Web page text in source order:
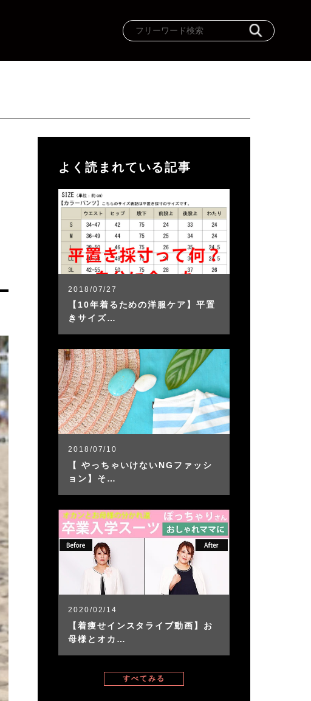
よく読まれている記事
2018/07/27
【10年着るための洋服ケア】平置
きサイズ…
2018/07/10
【 やっちゃいけないNGファッシ
ョン】そ…
2020/02/14
【着痩せインスタライブ動画】お
母様とオカ…
すべてみる